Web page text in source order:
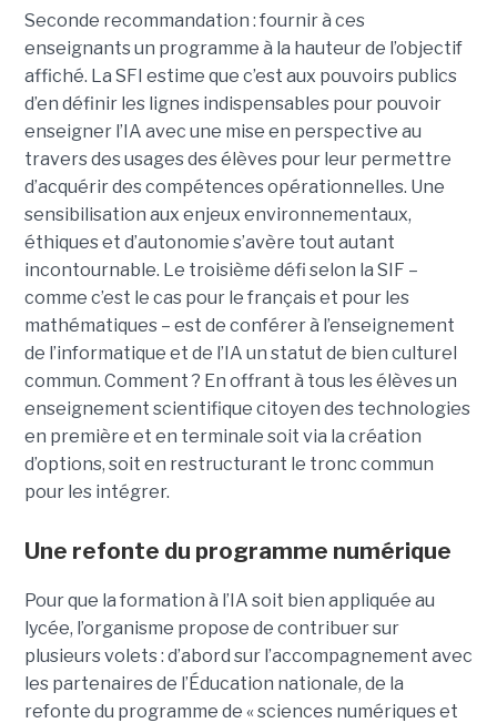
Seconde recommandation : fournir à ces
enseignants un programme à la hauteur de l’objectif
affiché. La SFI estime que c’est aux pouvoirs publics
d’en définir les lignes indispensables pour pouvoir
enseigner l’IA avec une mise en perspective au
travers des usages des élèves pour leur permettre
d’acquérir des compétences opérationnelles. Une
sensibilisation aux enjeux environnementaux,
éthiques et d’autonomie s’avère tout autant
incontournable. Le troisième défi selon la SIF –
comme c’est le cas pour le français et pour les
mathématiques – est de conférer à l’enseignement
de l’informatique et de l’IA un statut de bien culturel
commun. Comment ? En offrant à tous les élèves un
enseignement scientifique citoyen des technologies
en première et en terminale soit via la création
d’options, soit en restructurant le tronc commun
pour les intégrer.
Une refonte du programme numérique
Pour que la formation à l’IA soit bien appliquée au
lycée, l’organisme propose de contribuer sur
plusieurs volets : d’abord sur l’accompagnement avec
les partenaires de l’Éducation nationale, de la
refonte du programme de « sciences numériques et